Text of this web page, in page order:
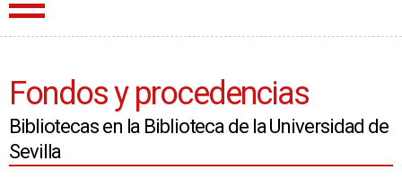
Fondos y procedencias
Bibliotecas en la Biblioteca de la Universidad de
Sevilla